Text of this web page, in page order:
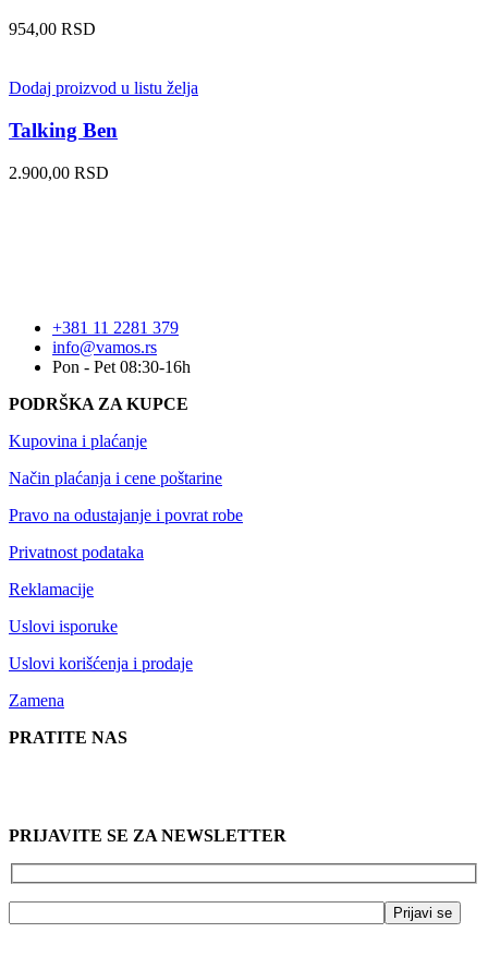
954,00 RSD
Dodaj proizvod u listu želja
Talking Ben
2.900,00 RSD
+381 11 2281 379
info@vamos.rs
Pon - Pet 08:30-16h
PODRŠKA ZA KUPCE
Kupovina i plaćanje
Način plaćanja i cene poštarine
Pravo na odustajanje i povrat robe
Privatnost podataka
Reklamacije
Uslovi isporuke
Uslovi korišćenja i prodaje
Zamena
PRATITE NAS
PRIJAVITE SE ZA NEWSLETTER